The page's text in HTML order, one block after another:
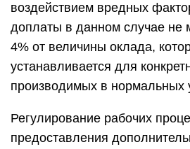
воздействием вредных
доплаты в данном случае не
4% от величины оклада,
устанавливается для
производимых в нормальных
Регулирование рабочих
предоставления